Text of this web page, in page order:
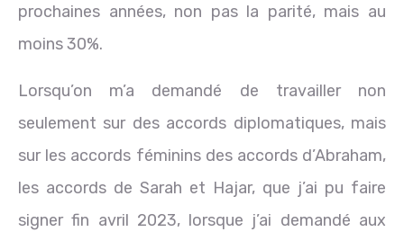
prochaines années, non pas la parité, mais au
moins 30%.
Lorsqu’on m’a demandé de travailler non
seulement sur des accords diplomatiques, mais
sur les accords féminins des accords d’Abraham,
les accords de Sarah et Hajar, que j’ai pu faire
signer fin avril 2023, lorsque j’ai demandé aux